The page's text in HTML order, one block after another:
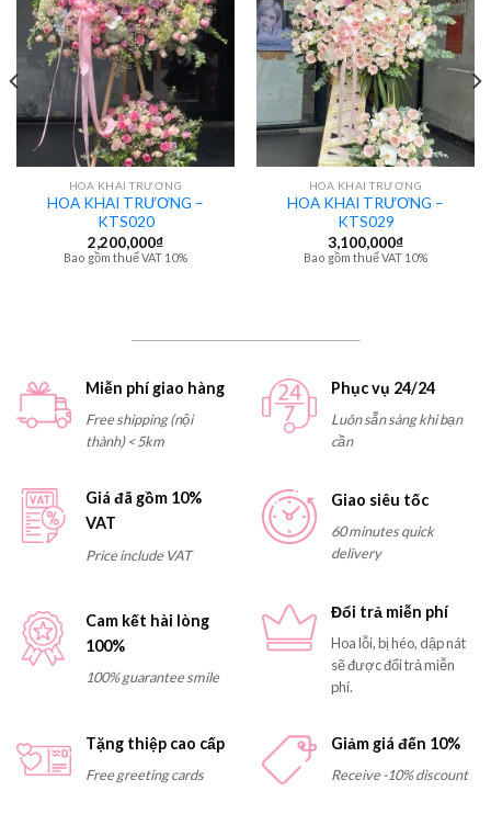
HOA KHAI TRƯƠNG
HOA KHAI TRƯƠNG –
KTS020
2,200,000₫
Bao gồm thuế VAT 10%
HOA KHAI TRƯƠNG
HOA KHAI TRƯƠNG –
KTS029
3,100,000₫
Bao gồm thuế VAT 10%
Miễn phí giao hàng
Free shipping (nội
thành) < 5km
Phục vụ 24/24
Luôn sẵn sàng khi bạn
cần
Giá đã gồm 10%
VAT
Price include VAT
Giao siêu tốc
60 minutes quick
delivery
Cam kết hài lòng
100%
100% guarantee smile
Đổi trả miễn phí
Hoa lỗi, bị héo, dập nát
sẽ được đổi trả miễn
phí.
Tặng thiệp cao cấp
Free greeting cards
Giảm giá đến 10%
Receive -10% discount